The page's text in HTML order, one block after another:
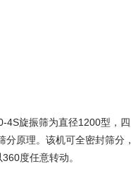
4S旋振筛为直径1200型，
分原理。该机可全密封筛分
度任意转动。